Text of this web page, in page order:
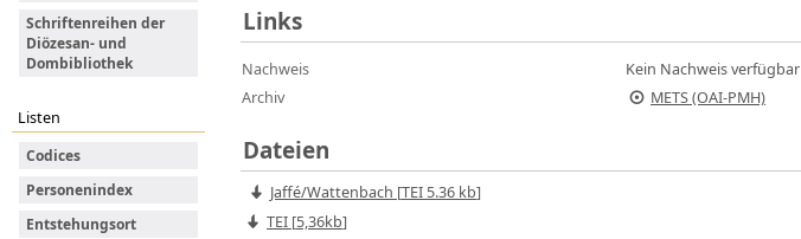
Schriftenreihen der
Diözesan- und
Dombibliothek
Listen
Codices
Personenindex
Entstehungsort
Links
Nachweis
Kein Nachweis verfügbar
Archiv
METS (OAI-PMH)
Dateien
Jaffé/Wattenbach [TEI 5.36 kb]
TEI [5,36kb]